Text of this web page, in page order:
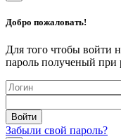
Добро пожаловать!
Для того чтобы войти
пароль полученый при
Забыли свой пароль?